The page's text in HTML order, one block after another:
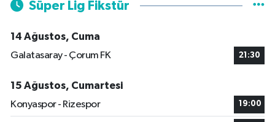
Süper Lig Fikstür
14 Ağustos, Cuma
Galatasaray - Çorum FK
21:30
15 Ağustos, Cumartesi
Konyaspor - Rizespor
19:00